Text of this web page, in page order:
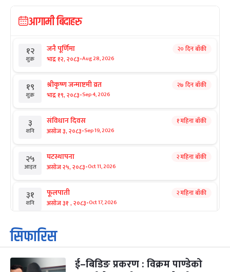
आगामी बिदाहरु
१२
शुक्र
जनै पूर्णिमा
भाद्र १२, २०८३-Aug 28, 2026
२० दिन बाँकी
१९
शुक्र
श्रीकृष्ण जन्माष्टमी व्रत
भाद्र १९, २०८३-Sep 4, 2026
२७ दिन बाँकी
३
शनि
संविधान दिवस
असोज ३, २०८३-Sep 19, 2026
१ महिना बाँकी
२५
आइत
घटस्थापना
असोज २५, २०८३-Oct 11, 2026
२ महिना बाँकी
३१
शनि
फूलपाती
असोज ३१ , २०८३-Oct 17, 2026
२ महिना बाँकी
१
आइत
कार्तिक सङ्क्रान्ति
कार्तिक १, २०८३
३ महानवमी २ महिना बाँकी
सिफारिस
ई–बिडिङ प्रकरण : विक्रम पाण्डेको